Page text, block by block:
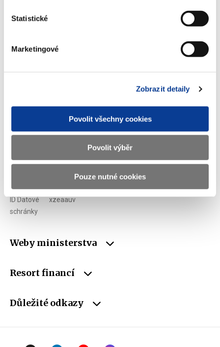
Statistické
Marketingové
Zobrazit detaily
Povolit všechny cookies
Povolit výběr
Pouze nutné cookies
Ministerstvo financí ČR
+420 257 041 111
IČO 00006947
CZ00006947
ID Datové
schránky
xzeaauv
Weby ministerstva
Resort financí
Důležité odkazy